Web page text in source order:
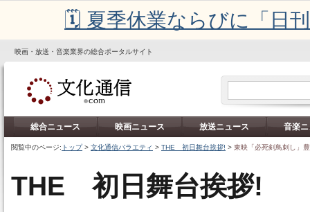
🗓️ 夏季休業ならびに「日
映画・放送・音楽業界の総合ポータルサイト
総合ニュース 映画ニュース 放送ニュース 音楽
閲覧中のページ: トップ> 文化通信バラエティ > THE 初日舞台挨拶! > 東映「必死剣鳥刺し」
THE 初日舞台挨拶!